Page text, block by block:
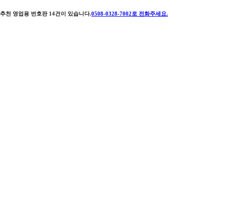
추천 영업용 번호판 14건이 있습니다.0508-0328-7002 로 전화주세요.